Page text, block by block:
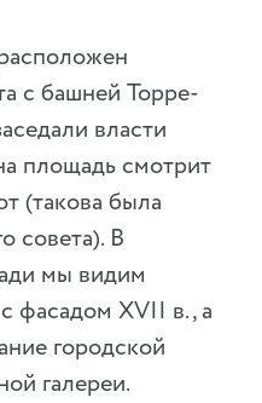
с башней Торре-
власти
площадь смотрит
(такова была
совета). В
мы видим
фасадом XVII в., а
городской
галереи.